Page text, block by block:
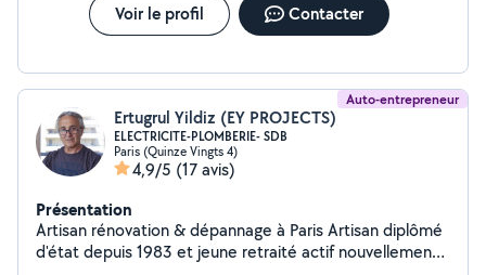
Voir le profil Contacter
Auto-entrepreneur
Ertugrul Yildiz (EY PROJECTS)
ELECTRICITE-PLOMBERIE- SDB
Paris (Quinze Vingts 4)
4,9/5 (17 avis)
Présentation
Artisan rénovation & dépannage à Paris Artisan diplômé
d'état depuis 1983 et jeune retraité actif nouvellement